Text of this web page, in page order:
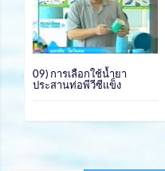
09) การเลือกใช้น้ำยา
ประสานท่อพีวีซีแข็ง